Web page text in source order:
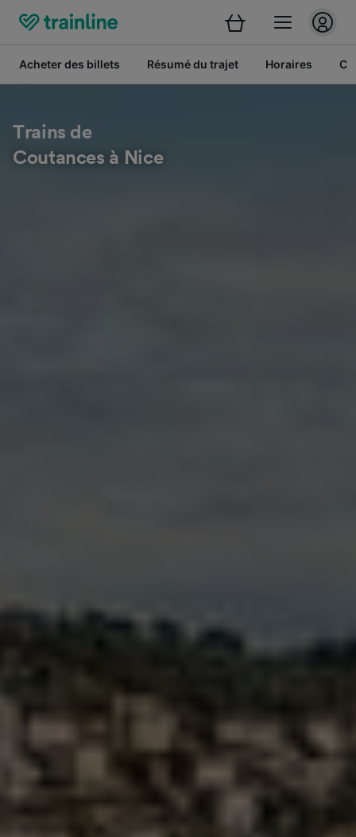
Acheter des billets Résumé du trajet Horaires
Trains de
Coutances à Nice